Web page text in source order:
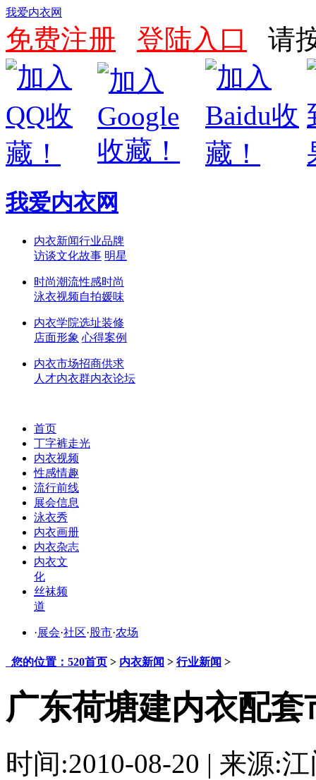
我爱内衣网
免费注册 登陆入口 请
我爱内衣网
内衣新闻行业品牌
访谈文化故事 明星
时尚潮流性感时尚
泳衣视频自拍媛味
内衣学院选址装修
店面形象 心得案例
内衣市场招商供求
人才内衣群内衣论坛
首页
丁字裤走光
内衣视频
性感情趣
流行前线
展会信息
泳衣秀
内衣画册
内衣杂志
内衣文
化
丝袜频
道
·展会·社区·股市·农场
您的位置：520首页 > 内衣新闻 > 行业新闻 >
广东荷塘建内衣配
时间:2010-08-20 | 来源: